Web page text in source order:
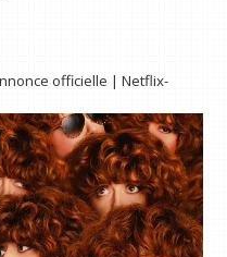
officielle | Netflix-